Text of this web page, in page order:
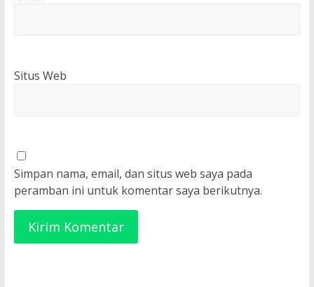
Situs Web
Simpan nama, email, dan situs web saya pada
peramban ini untuk komentar saya berikutnya.